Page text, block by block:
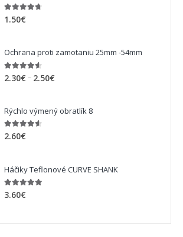
4.63out of 5
1.50€
Ochrana proti zamotaniu 25mm -54mm
4.50out of 5
2.30€ – 2.50€
Rýchlo výmený obratlík 8
4.50out of 5
2.60€
Háčiky Teflonové CURVE SHANK
4.88out of 5
3.60€